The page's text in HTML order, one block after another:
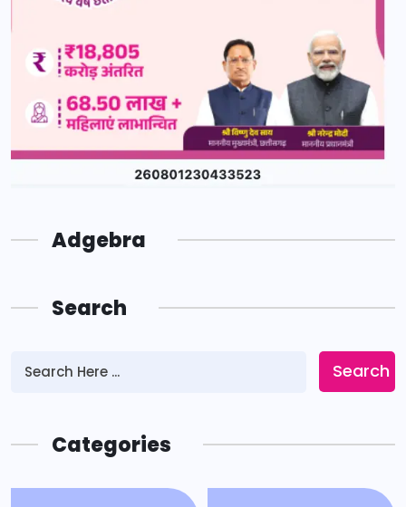
Adgebra
Search
Search
Categories